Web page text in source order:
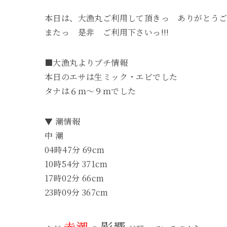
本日は、大漁丸ご利用して頂きっ ありがとう
またっ 是非 ご利用下さいっ!!!
■大漁丸よりプチ情報
本日のエサは生ミック・エビでした
タナは６ｍ～９ｍでした
▼ 潮情報
中 潮
04時47分 69cm
10時54分 371cm
17時02分 66cm
23時09分 367cm